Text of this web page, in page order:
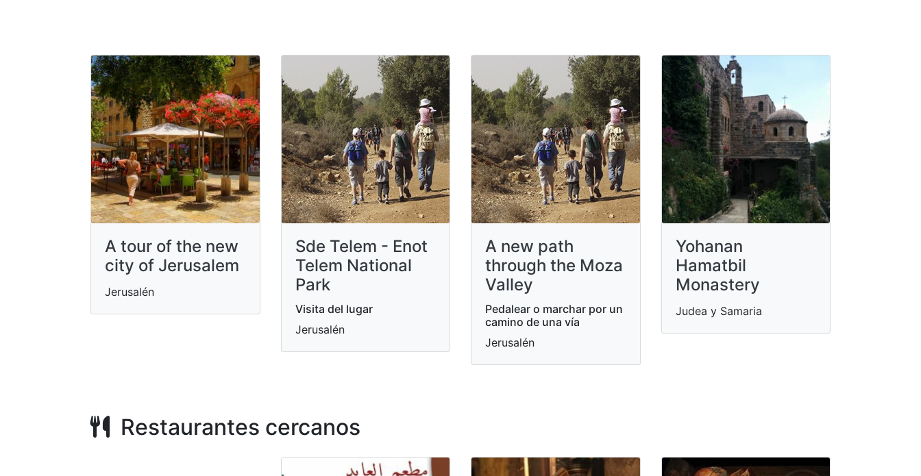
A tour of the new
city of Jerusalem
Jerusalén
Sde Telem - Enot
Telem National
Park
Visita del lugar
Jerusalén
A new path
through the Moza
Valley
Pedalear o marchar por un
camino de una vía
Jerusalén
Yohanan
Hamatbil
Monastery
Judea y Samaria
Restaurantes cercanos